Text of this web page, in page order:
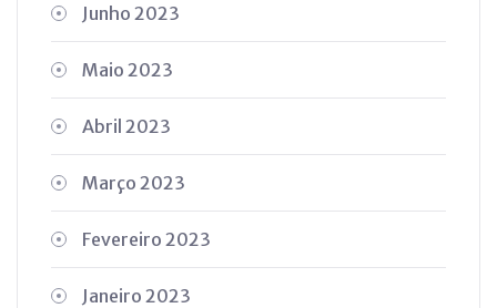
Junho 2023
Maio 2023
Abril 2023
Março 2023
Fevereiro 2023
Janeiro 2023